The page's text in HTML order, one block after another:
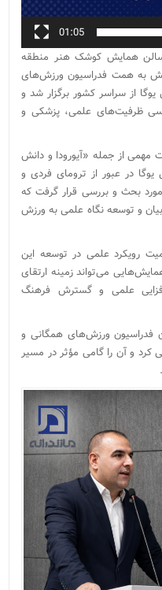
01:05
سالن همایش کوشک هنر منطقه
به همت فدراسیون ورزش‌های
با مشارکت بیش از ۲۷۰ مربی یوگا از سراسر کشور برگزار شد و
ظرفیت‌های علمی، پزشکی و
مهمی از جمله «آیورودا و دانش
در عبور از ترومای فردی و
بحث و بررسی قرار گرفت که
و توسعه نگاه علمی به ورزش
رویکرد علمی در توسعه این
می‌تواند زمینه ارتقای
علمی و گسترش فرهنگ
فدراسیون ورزش‌های همگانی و
کرد و آن را گامی مؤثر در مسیر